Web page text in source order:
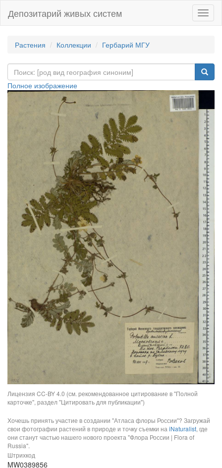
Депозитарий живых систем
Растения Коллекции Гербарий МГУ
Полное изображение
Лицензия CC-BY 4.0 (см. рекомендованное цитирование в "Полной
карточке", раздел "Цитировать для публикации")
Хочешь принять участие в создании "Атласа флоры России"? Загружай
свои фотографии растений в природе и точку съемки на iNaturalist, где
они станут частью нашего нового проекта "Флора России | Flora of
Russia".
Штрихкод
MW0389856